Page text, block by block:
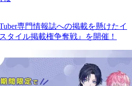
専門情報誌への掲載を懸けたイ
タイル掲載権争奪戦』を開催！